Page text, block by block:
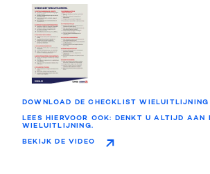
DOWNLOAD DE CHECKLIST WIELUITLIJNING
LEES HIERVOOR OOK: DENKT U ALTIJD AAN
WIELUITLIJNING.
BEKIJK DE VIDEO